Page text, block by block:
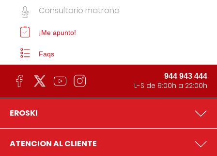
Consultorio matrona
¡Me apunto!
Faqs
944 943 444
L-S de 9:00h a 22:00h
EROSKI
ATENCION AL CLIENTE